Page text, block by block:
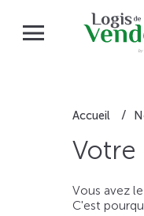
Accueil
Votre
Vous avez
C'est